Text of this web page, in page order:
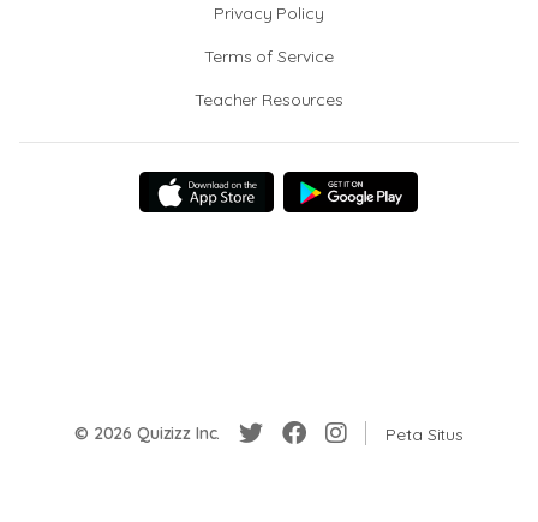
Privacy Policy
Terms of Service
Teacher Resources
© 2026 Quizizz Inc. Peta Situs